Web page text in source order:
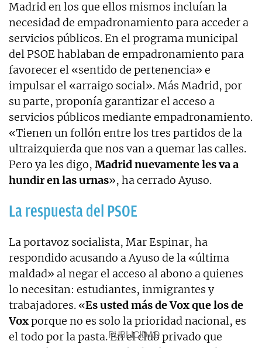
Madrid en los que ellos mismos incluían la
necesidad de empadronamiento para acceder a
servicios públicos. En el programa municipal
del PSOE hablaban de empadronamiento para
favorecer el «sentido de pertenencia» e
impulsar el «arraigo social». Más Madrid, por
su parte, proponía garantizar el acceso a
servicios públicos mediante empadronamiento.
«Tienen un follón entre los tres partidos de la
ultraizquierda que nos van a quemar las calles.
Pero ya les digo, Madrid nuevamente les va a
hundir en las urnas», ha cerrado Ayuso.
La respuesta del PSOE
La portavoz socialista, Mar Espinar, ha
respondido acusando a Ayuso de la «última
maldad» al negar el acceso al abono a quienes
lo necesitan: estudiantes, inmigrantes y
trabajadores. «Es usted más de Vox que los de
Voxporque no es solo la prioridad nacional, es
el todo por la pasta. En el club privado que